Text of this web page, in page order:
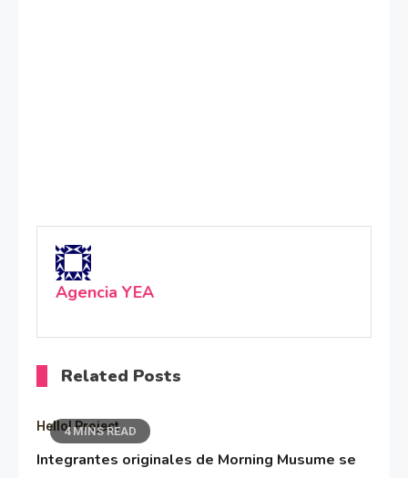
Agencia YEA
Related Posts
4 MINS READ
Hello! Project
Integrantes originales de Morning Musume se